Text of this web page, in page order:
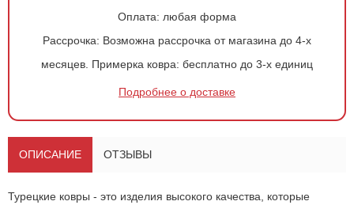
Оплата: любая форма
Рассрочка: Возможна рассрочка от магазина до 4-х
месяцев. Примерка ковра: бесплатно до 3-х единиц
Подробнее о доставке
ОПИСАНИЕ ОТЗЫВЫ
Турецкие ковры - это изделия высокого качества, которые
Оформитьзаказ!
-